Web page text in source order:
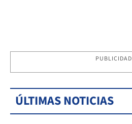
PUBLICIDAD
ÚLTIMAS NOTICIAS